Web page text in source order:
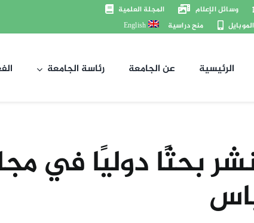
وسائل الإعلام
المجلة العلمية
منح دراسية English
الرئيسية عن الجامعة رئاسة الجامعة
بحثًا دوليًا في